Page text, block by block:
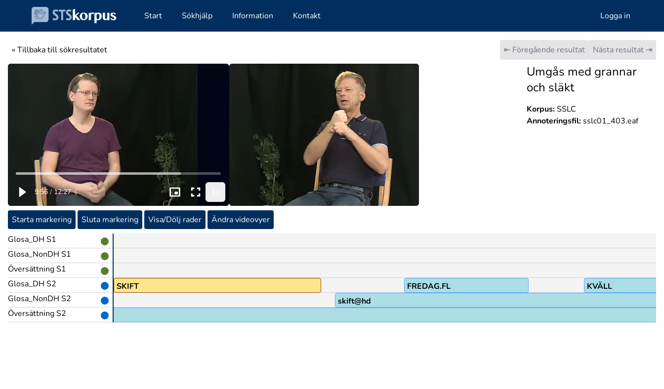
Start Sökhjälp Information Kontakt Logga in
« Tillbaka till sökresultatet ⇤ Föregående resultat Nästa resultat ⇥
9:56 / 12:27 |
Umgås med grannar
och släkt
Korpus:SSLC
Annoteringsfil:sslc01_403.eaf
Starta markering Sluta markering Visa/Dölj rader
Ändra videovyer
Glosa_DH S1
Glosa_NonDH S1
Översättning S1
Glosa_DH S2
Glosa_NonDH S2
Översättning S2
SKIFT FREDAG.FL
KVÄLL
skift@hd